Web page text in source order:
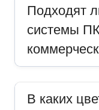
Подходят
системы
В каких